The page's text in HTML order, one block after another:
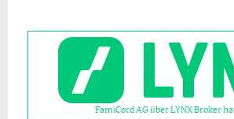
FamiCord AG über LYNX Broker